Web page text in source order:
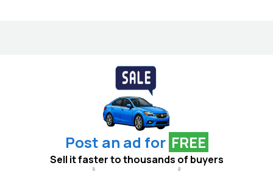
Post an ad for FREE
Sell it faster to thousands of buyers